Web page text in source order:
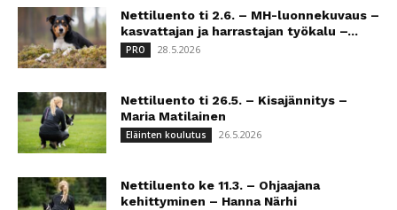
Nettiluento ti 2.6. – MH-luonnekuvaus –
kasvattajan ja harrastajan työkalu –...
PRO 28.5.2026
Nettiluento ti 26.5. – Kisajännitys –
Maria Matilainen
Eläinten koulutus 26.5.2026
Nettiluento ke 11.3. – Ohjaajana
kehittyminen – Hanna Närhi